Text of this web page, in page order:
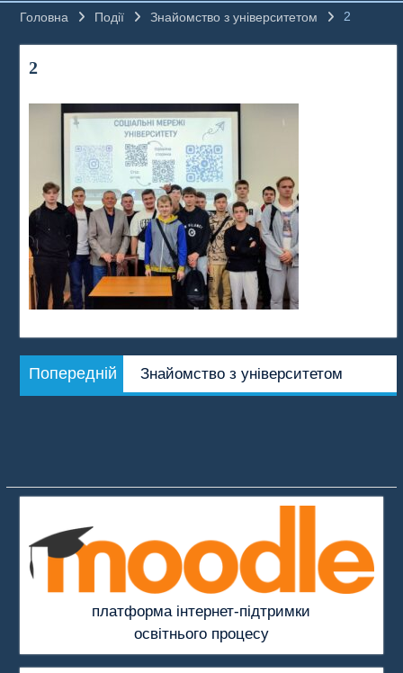
Головна Події Знайомство з університетом 2
2
Навігація
записів
Попередній
Попередній
запис:
Знайомство з університетом
платформа інтернет-підтримки
освітнього процесу